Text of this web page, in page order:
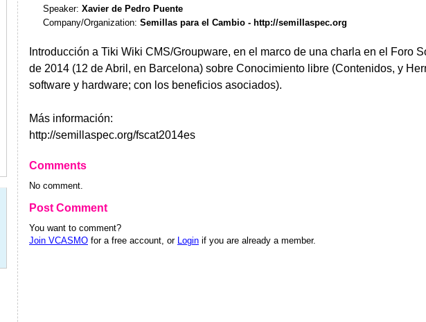
Speaker: Xavier de Pedro Puente
Company/Organization: Semillas para el Cambio - http://semillaspec.org
Introducción a Tiki Wiki CMS/Groupware, en el marco de una charla en el Foro
de 2014 (12 de Abril, en Barcelona) sobre Conocimiento libre (Contenidos, y
software y hardware; con los beneficios asociados).
Más información:
http://semillaspec.org/fscat2014es
Comments
No comment.
Post Comment
You want to comment?
Join VCASMO for a free account, or Login if you are already a member.